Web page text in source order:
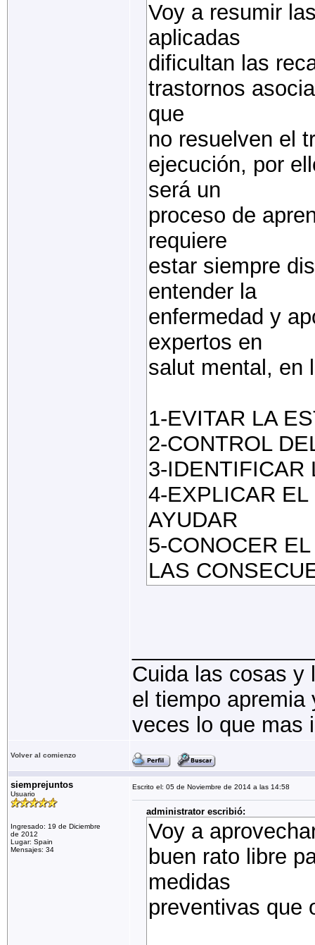
Voy a resumir
aplicadas
dificultan las
trastornos
que
no resuelven el
ejecución, por
será un
proceso de
requiere
estar siempre
entender la
enfermedad y
expertos en
salut mental, en
1-EVITAR LA
2-CONTROL
3-IDENTIFICAR
4-EXPLICAR
AYUDAR
5-CONOCER
LAS
Cuida las cosas y
el tiempo
veces lo que mas
Volver al comienzo
siemprejuntos
Usuario
Ingresado: 19 de Diciembre
de 2012
Lugar: Spain
Mensajes: 34
Escrito el: 05 de Noviembre de 2014 a las 14:58
administrator escribió:
Voy a
buen rato libre
medidas
preventivas que